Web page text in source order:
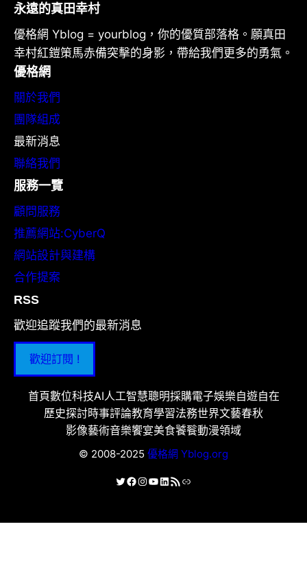
永遠的真田幸村
優格網 Yblog = yourblog，你的優質部落格。願真田
幸村紅鎧策馬赤備突擊的身影，帶給我們更多的勇氣。
優格網
關於我們
團隊組成
最新消息
聯絡我們
服務一覽
顧問服務
推薦網站:CyberQ
網站設計與建構
合作提案
RSS
歡迎追蹤我們的最新消息
歡迎訂閱 !
首頁數位科技AI人工智慧聰明採購電子娛樂自遊自在
歷史探討時事評論教育學習法務世界文藝春秋
影像藝術音樂饗宴美食饕餮動漫領域
© 2008-2025 優格網 Yblog.org
X Facebook
Instagram
YouTube
LinkedIn
RSS 資訊提供連結